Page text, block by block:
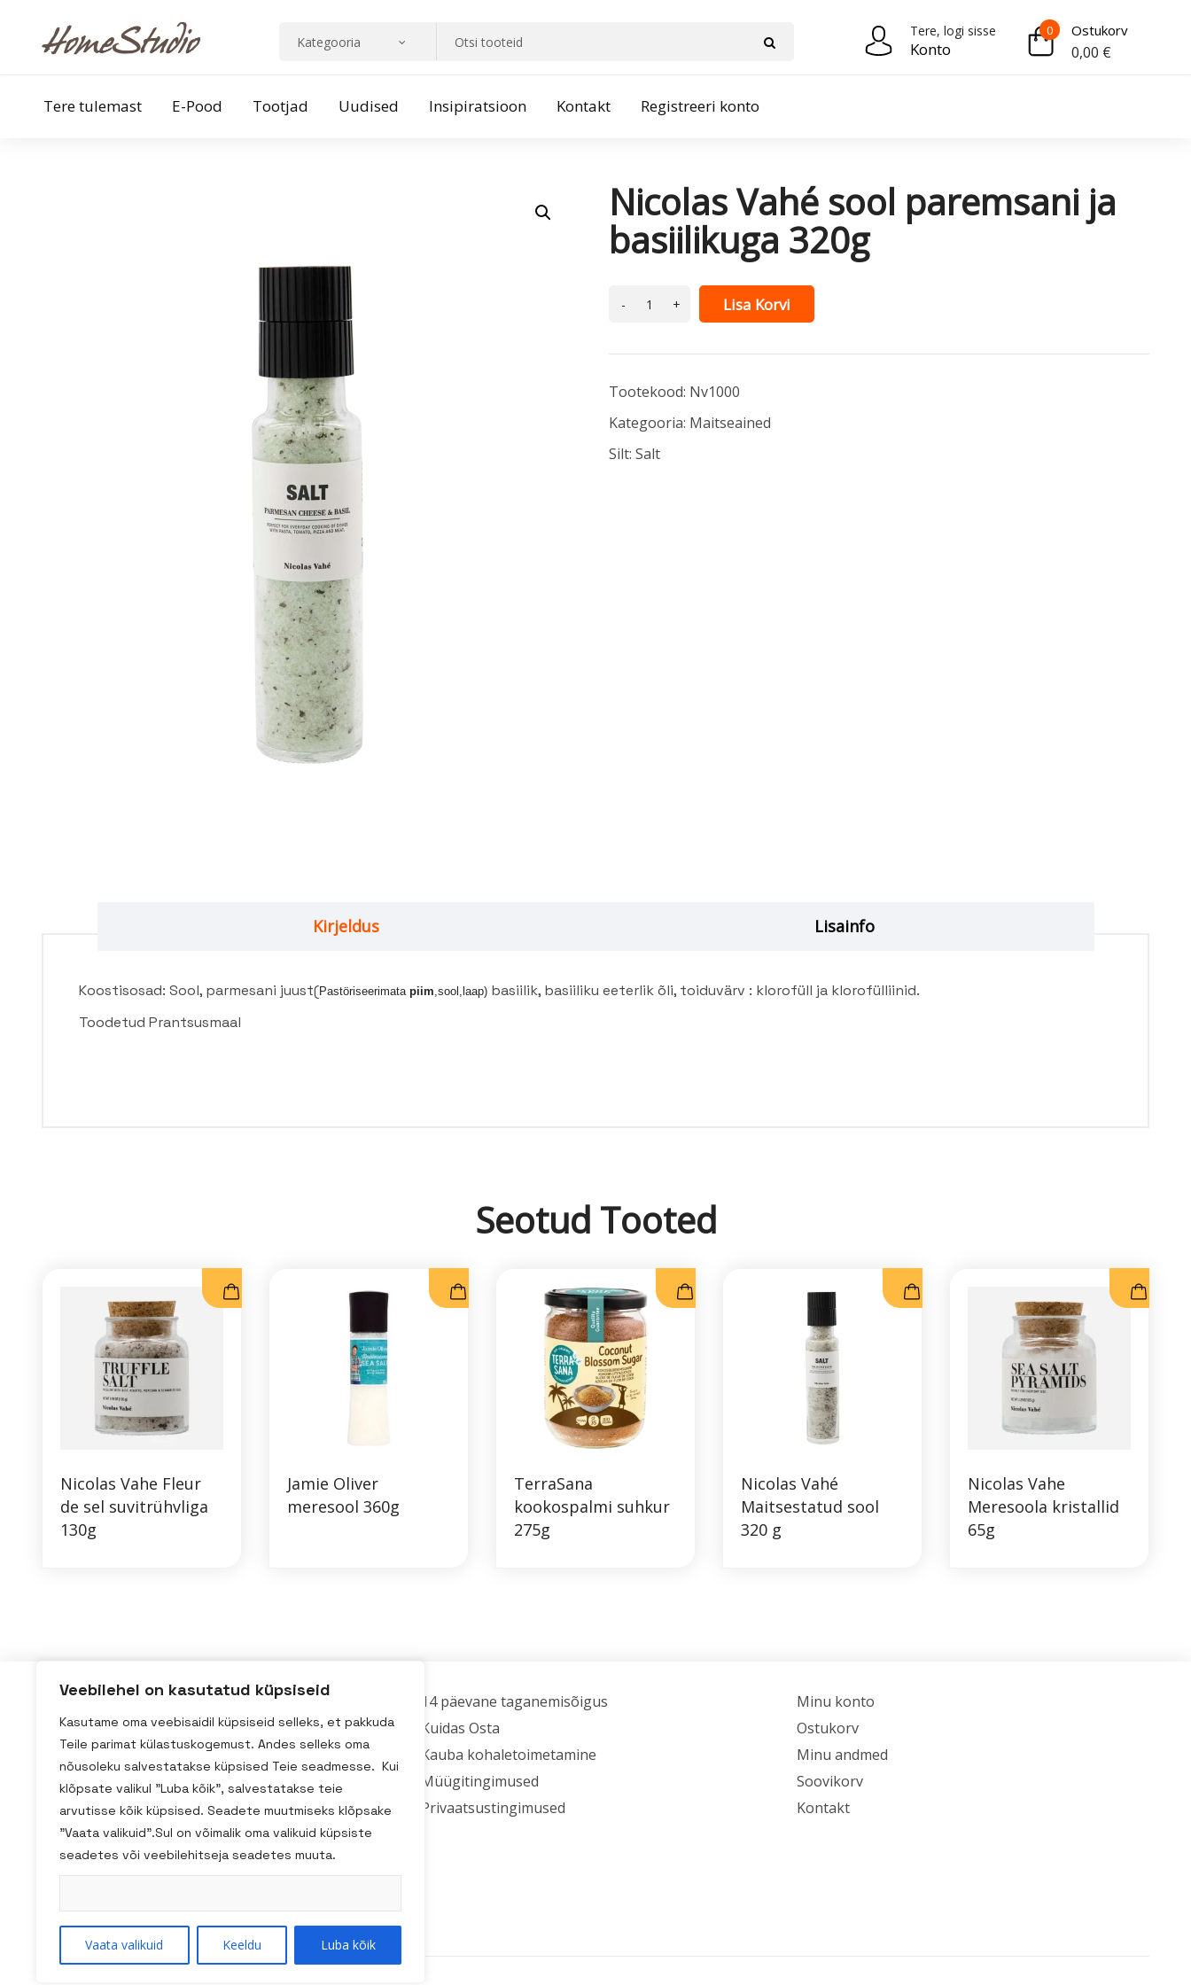
Veebilehel on kasutatud küpsiseid
Kasutame oma veebisaidil küpsiseid selleks, et pakkuda
Teile parimat külastuskogemust. Andes selleks oma
nõusoleku salvestatakse küpsised Teie seadmesse. Kui
klõpsate valikul "Luba kõik", salvestatakse teie
arvutisse kõik küpsised. Seadete muutmiseks klõpsake
"Vaata valikuid".Sul on võimalik oma valikuid küpsiste
seadetes või veebilehitseja seadetes muuta.
Vaata valikuid Keeldu Luba kõik
Tere, logi sisse
Konto
0 Ostukorv
0,00 €
Tere tulemast E-Pood Tootjad Uudised Insipiratsioon Kontakt Registreeri konto
Nicolas Vahé sool paremsani ja
basiilikuga 320g
Lisa Korvi
Tootekood: Nv1000
Kategooria: Maitseained
Silt: Salt
Kirjeldus Lisainfo
Koostisosad: Sool, parmesani juust(Pastöriseerimata piim,sool,laap) basiilik, basiiliku eeterlik õli, toiduvärv : klorofüll ja klorofülliinid.
Toodetud Prantsusmaal
Seotud Tooted
Nicolas Vahe Fleur
de sel suvitrühvliga
130g
Jamie Oliver
meresool 360g
TerraSana
kookospalmi suhkur
275g
Nicolas Vahé
Maitsestatud sool
320 g
Nicolas Vahe
Meresoola kristallid
65g
Kadaka tee 3/2, Tallinn
homestudio@homestudio.ee
14 päevane taganemisõigus
Kuidas Osta
Kauba kohaletoimetamine
Müügitingimused
Privaatsustingimused
Minu konto
Ostukorv
Minu andmed
Soovikorv
Kontakt